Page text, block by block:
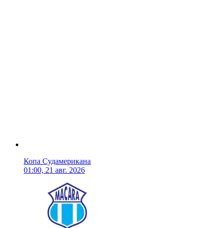
Копа Судамерикана
01:00, 21 авг. 2026